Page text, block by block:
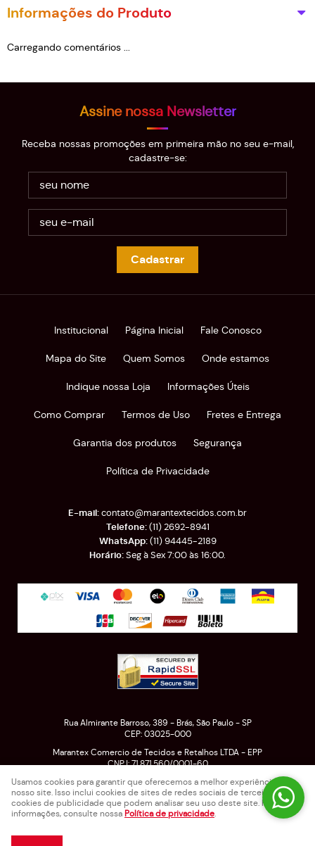
Informações do Produto
Carregando comentários ...
Assine nossa Newsletter
Receba nossas promoções em primeira mão no seu e-mail,
cadastre-se:
Cadastrar
Institucional Página Inicial Fale Conosco
Mapa do Site Quem Somos Onde estamos
Indique nossa Loja Informações Úteis
Como Comprar Termos de Uso Fretes e Entrega
Garantia dos produtos Segurança
Política de Privacidade
(11)2692-8941
(11)94445-2189
Seg à Sex 7:00 às 16:00.
contato@marantextecidos.com.br
Rua Almirante Barroso, 389 - Brás, São Paulo- SP
CEP: 03025-000
Marantex Comercio de Tecidos e Retalhos LTDA - EPP
CNPJ: 71.871.560/0001-60
LOJA VIRTUAL CRIADA POR
Usamos cookies para garantir que oferecemos a melhor experiência em
nosso site. Isso inclui cookies de sites de redes sociais de terceiros e
cookies de publicidade que podem analisar seu uso deste site. Para mais
informações, consulte nossa Política de privacidade.